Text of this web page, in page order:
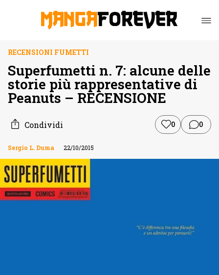
RECENSIONI FUMETTI
Superfumetti n. 7: alcune delle
storie più rappresentative di
Peanuts – RECENSIONE
Condividi 0 0
Sergio L. Duma 22/10/2015